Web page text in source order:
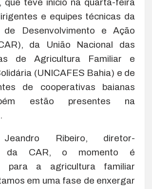
que teve início na quarta-feira
e equipes técnicas da
de Desenvolvimento e Ação
da União Nacional das
de Agricultura Familiar e
(UNICAFES Bahia) e de
de cooperativas baianas
estão presentes na
Jeandro Ribeiro, diretor-
da CAR, o momento é
para a agricultura familiar
em uma fase de enxergar